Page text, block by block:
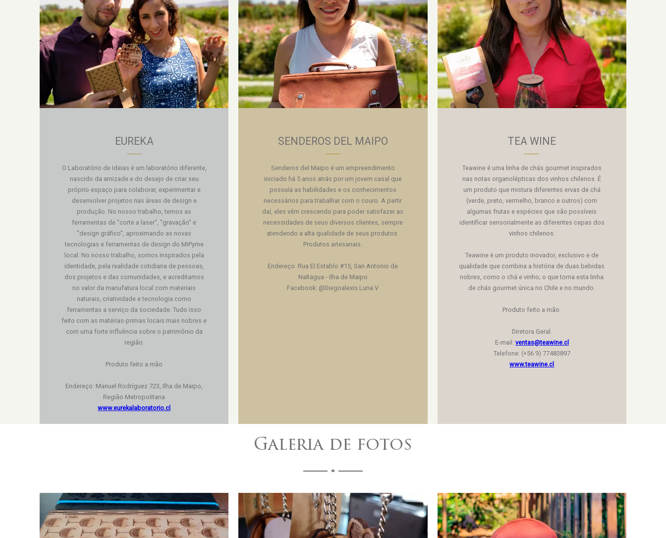
EUREKA
O Laboratório de Ideias é um laboratório diferente,
nascido da amizade e do desejo de criar seu
próprio espaço para colaborar, experimentar e
desenvolver projetos nas áreas de design e
produção. No nosso trabalho, temos as
ferramentas de "corte a laser", "gravação" e
"design gráfico", aproximando as novas
tecnologias e ferramentas de design do MiPyme
local. No nosso trabalho, somos inspirados pela
identidade, pela realidade cotidiana de pessoas,
dos projetos e das comunidades, e acreditamos
no valor da manufatura local com materiais
naturais, criatividade e tecnologia como
ferramentas a serviço da sociedade. Tudo isso
feito com as matérias-primas locais mais nobres e
com uma forte influência sobre o patrimônio da
região.
Produto feito a mão
Endereço: Manuel Rodríguez 723, Ilha de Maipo,
Região Metropolitana
www.eurekalaboratorio.cl
SENDEROS DEL MAIPO
Senderos del Maipo é um empreendimento
iniciado há 5 anos atrás por um jovem casal que
possuía as habilidades e os conhecimentos
necessários para trabalhar com o couro. A partir
daí, eles vêm crescendo para poder satisfazer as
necessidades de seus diversos clientes, sempre
atendendo a alta qualidade de seus produtos.
Produtos artesanais.
Endereço: Rua El Establo #15, San Antonio de
Naltagua - Ilha de Maipo
Facebook: @Diegoalexis.Luna.V
TEA WINE
Teawine é uma linha de chás gourmet inspirados
nas notas organolépticas dos vinhos chilenos. É
um produto que mistura diferentes ervas de chá
(verde, preto, vermelho, branco e outros) com
algumas frutas e espécies que são possíveis
identificar sensorialmente as diferentes cepas dos
vinhos chilenos.
Teawine é um produto inovador, exclusivo e de
qualidade que combina a história de duas bebidas
nobres, como o chá e vinho; o que torna esta linha
de chás gourmet única no Chile e no mundo.
Produto feito a mão.
Diretora Geral.
E-mail: ventas@teawine.cl
Telefone: (+56 9) 77483897
www.teawine.cl
Galeria de fotos